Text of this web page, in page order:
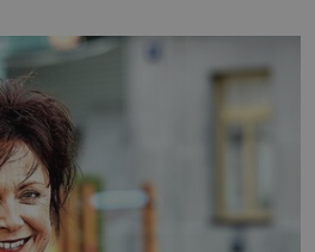
byla jiná doba, když